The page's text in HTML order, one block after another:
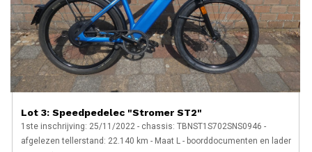
Lot 3: Speedpedelec "Stromer ST2"
1ste inschrijving: 25/11/2022 - chassis: TBNST1S702SNS0946 -
afgelezen tellerstand: 22.140 km - Maat L - boorddocumenten en lader